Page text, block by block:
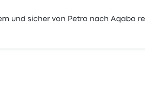
und sicher von Petra nach Aqaba